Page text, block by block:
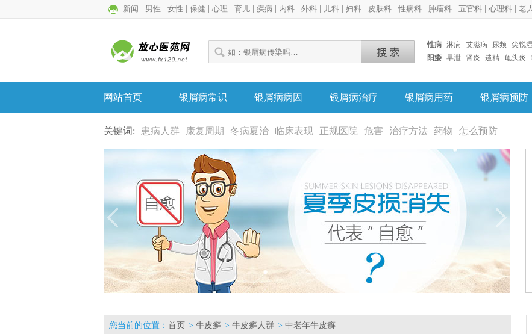
新闻 男性 女性 保健 心理 育儿 疾病 内科 外科 儿科 妇科 皮肤科 性病科 肿瘤科 五官科 心理科 老
性病 淋病 艾滋病 尿频 尖锐
阳痿 早泄 肾炎 遗精 龟头炎
网站首页 银屑病常识 银屑病病因 银屑病治疗 银屑病用药 银屑病预防
关键词: 患病人群 康复周期 冬病夏治 临床表现 正规医院 危害 治疗方法 药物 怎么预防
您当前的位置： 首页 > 牛皮癣 > 牛皮癣人群 > 中老年牛皮癣